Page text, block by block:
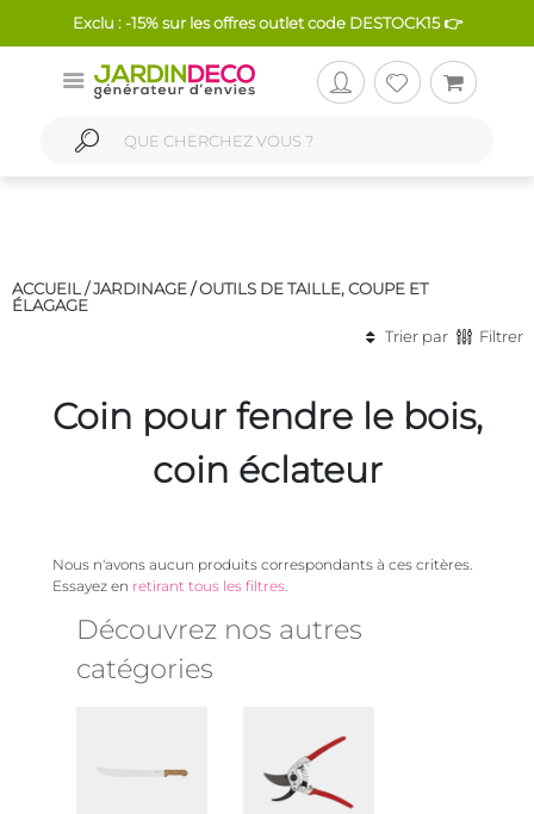
Exclu : -15% sur les offres outlet code DESTOCK15 👉
ACCUEIL /JARDINAGE/OUTILS DE TAILLE, COUPE ET
ÉLAGAGE
Trier par
Filtrer
Coin pour fendre le bois,
coin éclateur
Nous n'avons aucun produits correspondants à ces critères.
Essayez en retirant tous les filtres.
Découvrez nos autres
catégories